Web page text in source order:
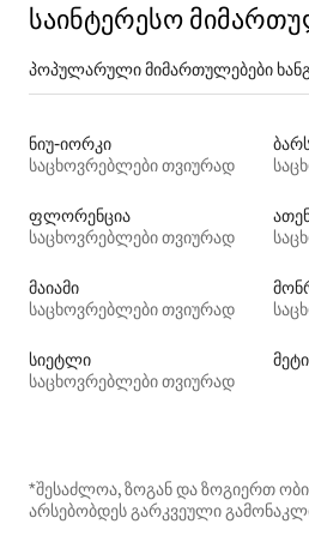
საინტერესო
პოპულარული მიმართულებები
ნიუ-იორკი
საცხოვრებლები თვიურად
ფლორენცია
საცხოვრებლები თვიურად
მაიამი
საცხოვრებლები თვიურად
სიეტლი
საცხოვრებლები თვიურად
*შესაძლოა, ზოგან და ზოგიერთ
არსებობდეს გარკვეული